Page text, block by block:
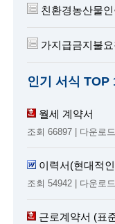
친환경농산물
가지급금지불
인기 서식 TOP
월세 계약서
조회 66897 | 다운로
이력서(현대적
조회 54942 | 다운로
근로계약서 (표